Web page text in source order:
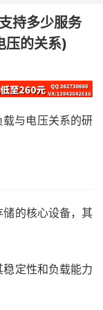
持多少服务
压的关系)
与电压关系的研
的核心设备，其
定性和负载能力